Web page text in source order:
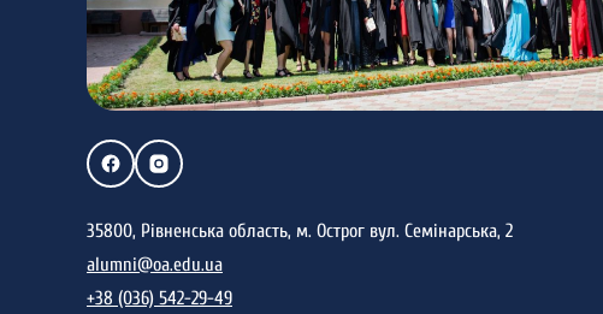
35800, Рівненська область, м. Острог вул. Семінарська, 2
alumni@oa.edu.ua
+38 (036) 542-29-49